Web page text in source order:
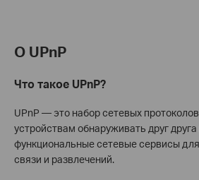
О UPnP
Что такое UPnP?
UPnP — это набор сетевых
устройствам обнаруживать друг
функциональные сетевые сервисы
связи и развлечений.